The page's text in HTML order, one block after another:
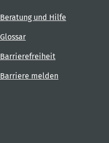
Beratung und Hilfe
Glossar
Barrierefreiheit
Barriere melden